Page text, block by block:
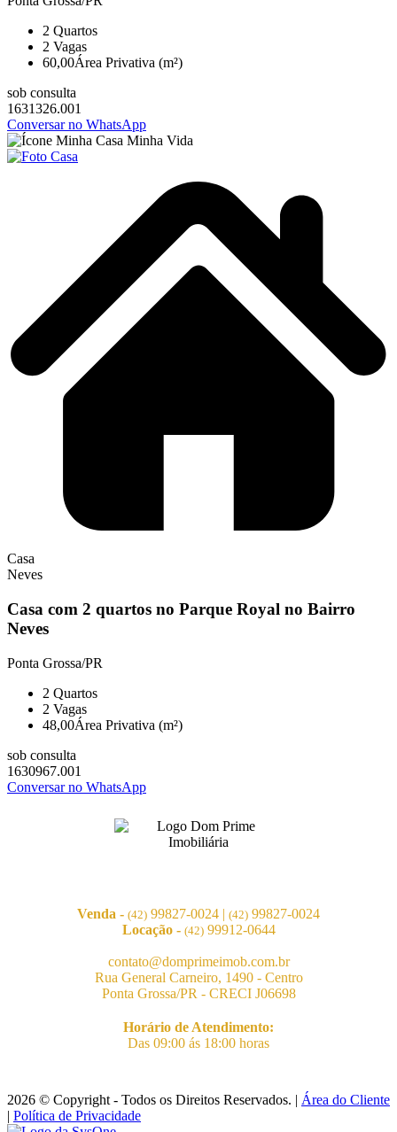
2 Quartos
2 Vagas
60,00Área Privativa (m²)
sob consulta
1631326.001
Conversar no WhatsApp
Casa
Neves
Casa com 2 quartos no Parque Royal no Bairro
Neves
Ponta Grossa/PR
2 Quartos
2 Vagas
48,00Área Privativa (m²)
sob consulta
1630967.001
Conversar no WhatsApp
Venda - (42) 99827-0024 | (42) 99827-0024
Locação - (42)99912-0644
contato@domprimeimob.com.br
Rua General Carneiro, 1490 - Centro
Ponta Grossa/PR - CRECI J06698
Horário de Atendimento:
Das 09:00 ás 18:00 horas
2026 © Copyright - Todos os Direitos Reservados. | Área do Cliente
| Política de Privacidade